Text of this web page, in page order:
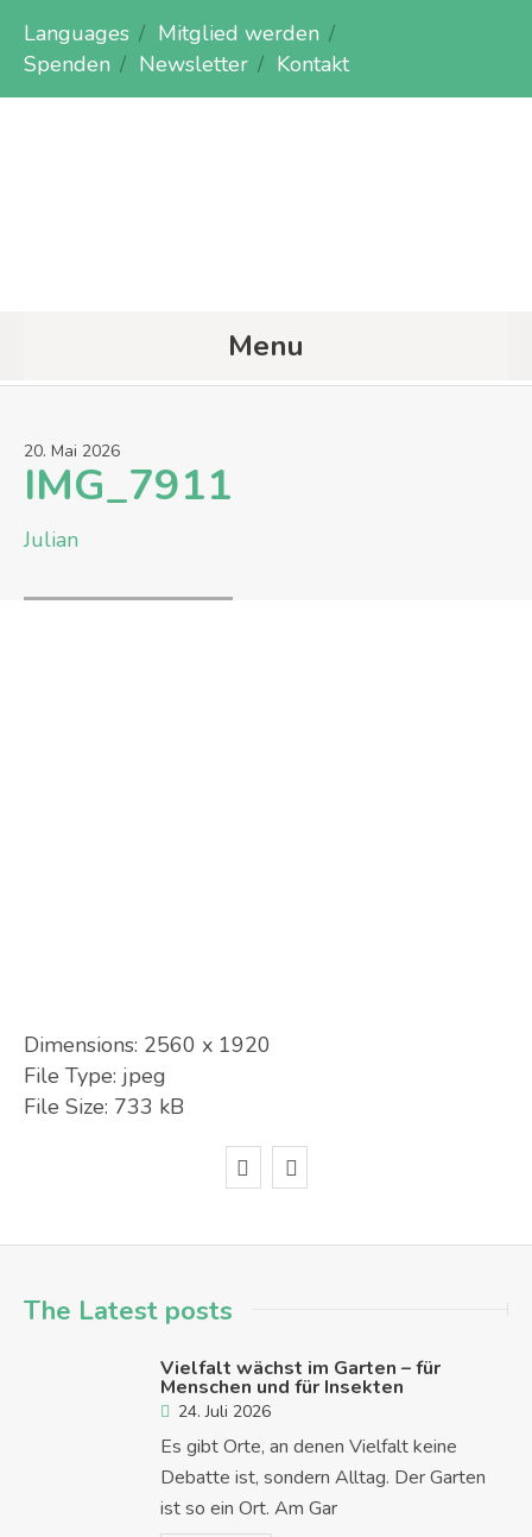
Languages
Mitglied werden
Spenden
Newsletter Kontakt
Menu
20. Mai 2026
IMG_7911
Julian
Dimensions: 2560 x 1920
File Type: jpeg
File Size: 733 kB
The Latest posts
Vielfalt wächst im Garten – für
Menschen und für Insekten
24. Juli 2026
Es gibt Orte, an denen Vielfalt keine
Debatte ist, sondern Alltag. Der Garten
ist so ein Ort. Am Gar